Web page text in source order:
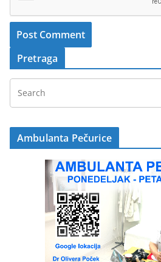
Pretraga
Ambulanta Pečurice